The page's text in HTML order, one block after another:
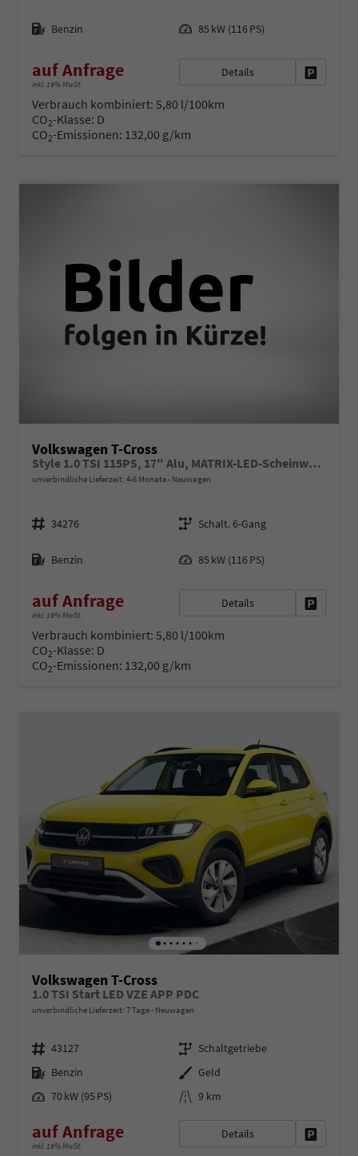
Kraftstoff
Benzin 85 kW (116 PS)
auf Anfrage
inkl. 19% MwSt.
Details
Verbrauch kombiniert: 5,80 l/100km
CO2-Klasse: D
CO2-Emissionen: 132,00 g/km
Volkswagen T-Cross
Style 1.0 TSI 115PS, 17" Alu, MATRIX-LED-Scheinwerfer (IQ Light), Adaptiver Tempomat ACC, Parksensoren vo/hi, Radio "Ready2Discover", Wireless App-Connect, Klima, M-Lederlenkrad, Digitales Cockpit, Müdigkeitserkennung, Dachreling, Side Assist, Travel Assist
unverbindliche Lieferzeit: 4-6 Monate Neuwagen
Fahrzeugnr.
34276
Getriebe
Schalt. 6-Gang
Kraftstoff
Benzin 85 kW (116 PS)
auf Anfrage
inkl. 19% MwSt.
Details
Verbrauch kombiniert: 5,80 l/100km
CO2-Klasse: D
CO2-Emissionen: 132,00 g/km
Volkswagen T-Cross
1.0 TSI Start LED VZE APP PDC
unverbindliche Lieferzeit: 7 Tage Neuwagen
Fahrzeugnr. 43127 Getriebe Schaltgetriebe
Kraftstoff Benzin Außenfarbe Geld
Leistung 70 kW (95 PS) Kilometerstand 9 km
auf Anfrage
inkl. 19% MwSt.
Details